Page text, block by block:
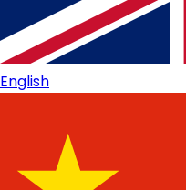
English